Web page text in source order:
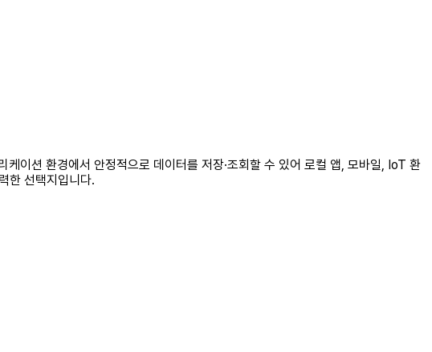
이션 환경에서 안정적으로 데이터를 저장·조회할 수 있어 로컬 앱, 모바일, IoT 환
한 선택지입니다.